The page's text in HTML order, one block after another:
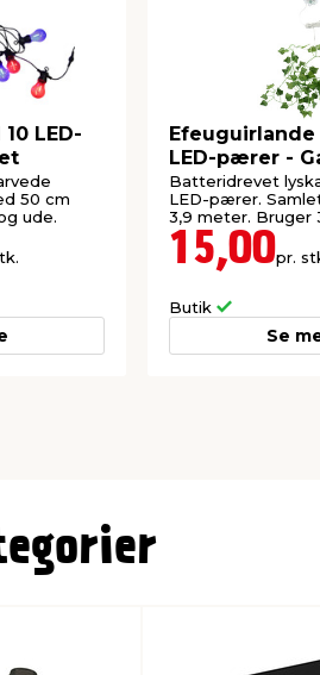
LED-
50 cm
ude.
LED-pærer -
Batteridrevet
LED-pærer.
3,9 meter. Bruger
batterier (ekskl.).
15,00pr.
Butik
Se